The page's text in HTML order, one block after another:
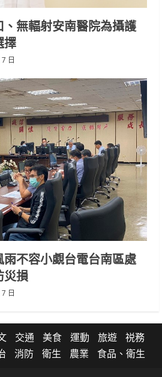
、無輻射安南醫院為攝護
擇
日
雨不容小覷台電台南區處
災損
日
交通 美食 運動 旅遊
祱務
消防 衛生 農業 食品、衛生